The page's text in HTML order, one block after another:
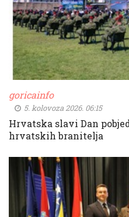
goricainfo
5. kolovoza 2026. 06:15
Hrvatska slavi Dan
hrvatskih branitelja